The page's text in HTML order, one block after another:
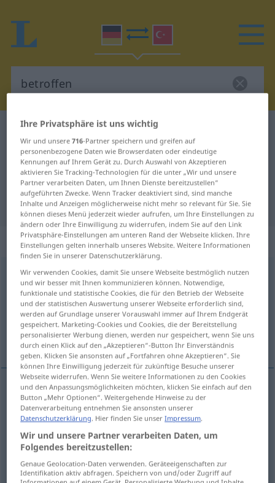
Deutsch-Türkisch Wörterbuch
Deutsch-Türkisch Übersetzung für
"betroffen"
"betroffen" Türkisch Übersetzung
„betroffen“: Adjektiv, adjektivisch
betroffenadj
Übersicht aller Übersetzungen
(Für mehr Details die Übersetzung anklicken/antippen)
etkilenmiş, mağdur şaşkın, üzgün
etkilenmiş(von -DEN ) betroffen
mağdur betroffen negativ
Ihre Privatsphäre ist uns wichtig
Wir und unsere716-Partner speichern und greifen auf
personenbezogene Daten wie Browserdaten oder eindeutige
Kennungen auf Ihrem Gerät zu. Durch Auswahl von Akzeptieren
aktivieren Sie Tracking-Technologien für die unter „Wir und unsere
Partner verarbeiten Daten, um Ihnen Dienste bereitzustellen“
aufgeführten Zwecke. Wenn Tracker deaktiviert sind, sind manche
Inhalte und Anzeigen möglicherweise nicht mehr so relevant für Sie. Sie
können dieses Menü jederzeit wieder aufrufen, um Ihre Einstellungen zu
ändern oder Ihre Einwilligung zu widerrufen, indem Sie auf den Link
Privatsphäre-Einstellungen am unteren Rand der Webseite klicken. Ihre
Einstellungen gelten innerhalb unseres Website. Weitere Informationen
finden Sie in unserer Datenschutzerklärung.
Wir verwenden Cookies, damit Sie unsere Webseite bestmöglich nutzen
und wir besser mit Ihnen kommunizieren können. Notwendige,
funktionale und statistische Cookies, die für den Betrieb der Webseite
und der statistischen Auswertung unserer Webseite erforderlich sind,
werden auf Grundlage unserer Vorauswahl immer auf Ihrem Endgerät
gespeichert. Marketing-Cookies und Cookies, die der Bereitstellung
personalisierter Werbung dienen, werden nur gespeichert, wenn Sie uns
durch einen Klick auf den „Akzeptieren“-Button Ihr Einverständnis
geben. Klicken Sie ansonsten auf „Fortfahren ohne Akzeptieren“. Sie
können Ihre Einwilligung jederzeit für zukünftige Besuche unserer
Webseite widerrufen. Wenn Sie weitere Informationen zu den Cookies
und den Anpassungsmöglichkeiten möchten, klicken Sie einfach auf den
Button „Mehr Optionen“. Weitergehende Hinweise zu der
Datenverarbeitung entnehmen Sie ansonsten unserer
Datenschutzerklärung. Hier finden Sie unserImpressum.
Wir und unsere Partner verarbeiten Daten, um
Folgendes bereitzustellen:
Genaue Geolocation-Daten verwenden. Geräteeigenschaften zur
Identifikation aktiv abfragen. Speichern von und/oder Zugriff auf